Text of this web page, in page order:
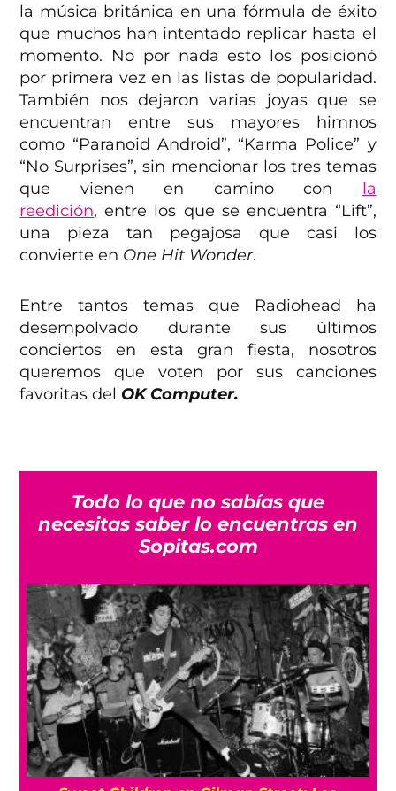
la música británica en una fórmula de éxito
que muchos han intentado replicar hasta el
momento. No por nada esto los posicionó
por primera vez en las listas de popularidad.
También nos dejaron varias joyas que se
encuentran entre sus mayores himnos
como “Paranoid Android”, “Karma Police” y
“No Surprises”, sin mencionar los tres temas
que vienen en camino con la
reedición, entre los que se encuentra “Lift”,
una pieza tan pegajosa que casi los
convierte en One Hit Wonder.
Entre tantos temas que Radiohead ha
desempolvado durante sus últimos
conciertos en esta gran fiesta, nosotros
queremos que voten por sus canciones
favoritas del OK Computer.
Todo lo que no sabías que
necesitas saber lo encuentras en
Sopitas.com